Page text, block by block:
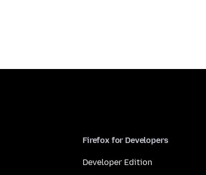
Firefox for Developers
Developer Edition